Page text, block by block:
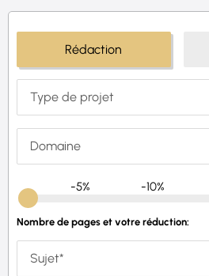
Rédaction
-5% -10%
Nombre de pages et votre réduction: